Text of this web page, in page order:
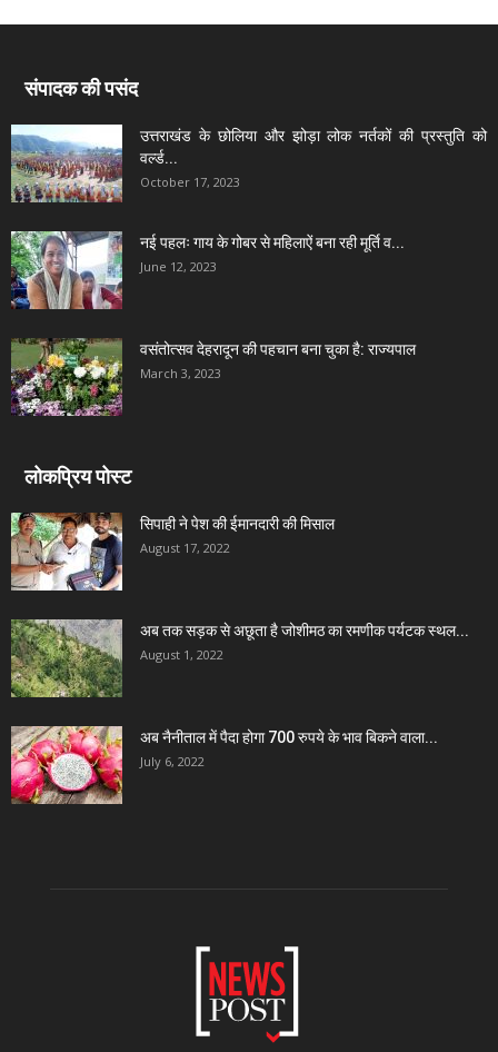
संपादक की पसंद
उत्तराखंड के छोलिया और झोड़ा लोक नर्तकों की प्रस्तुति को
वर्ल्ड...
October 17, 2023
नई पहलः गाय के गोबर से महिलाऐं बना रही मूर्ति व...
June 12, 2023
वसंतोत्सव देहरादून की पहचान बना चुका है: राज्यपाल
March 3, 2023
लोकप्रिय पोस्ट
सिपाही ने पेश की ईमानदारी की मिसाल
August 17, 2022
अब तक सड़क से अछूता है जोशीमठ का रमणीक पर्यटक स्थल...
August 1, 2022
अब नैनीताल में पैदा होगा 700 रुपये के भाव बिकने वाला...
July 6, 2022